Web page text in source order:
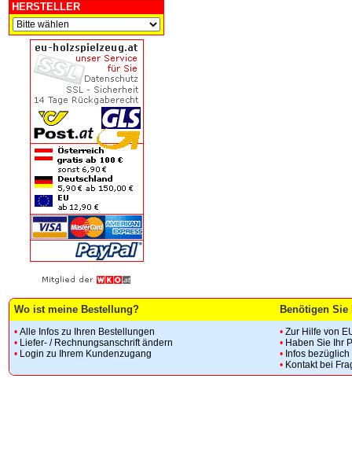
HERSTELLER
Wo ist meine Bestellung? Benötigen Sie
• Alle Infos zu Ihren Bestellungen
• Liefer- / Rechnungsanschrift ändern
• Login zu Ihrem Kundenzugang
• Zur Hilfe von
• Haben Sie Ihr
• Infos
• Kontakt bei